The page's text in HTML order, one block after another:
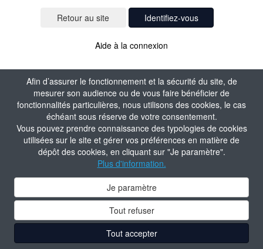
Afin d’assurer le fonctionnement et la sécurité du site, de
mesurer son audience ou de vous faire bénéficier de
fonctionnalités particulières, nous utilisons des cookies, le cas
échéant sous réserve de votre consentement.
Vous pouvez prendre connaissance des typologies de cookies
utilisées sur le site et gérer vos préférences en matière de
dépôt des cookies, en cliquant sur "Je paramètre".
Plus d'information.
Je paramètre
Tout refuser
Tout accepter
Identifiez-vous
Aide à la connexion